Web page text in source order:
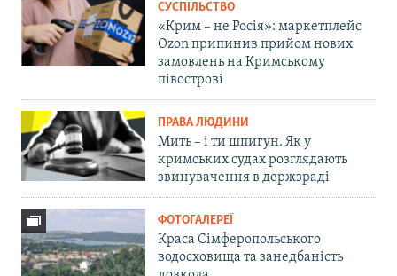
СУСПІЛЬСТВО
«Крим – не Росія»: маркетплейс
Ozon припинив прийом нових
замовлень на Кримському
півострові
ПРАВА ЛЮДИНИ
Мить – і ти шпигун. Як у
кримських судах розглядають
звинувачення в держзраді
ФОТОГАЛЕРЕЇ
Краса Сімферопольського
водосховища та занедбаність